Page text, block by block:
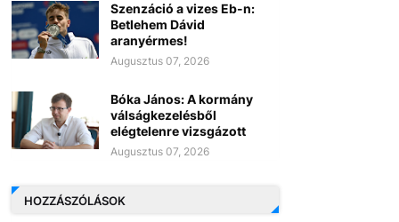
Szenzáció a vizes Eb-n:
Betlehem Dávid
aranyérmes!
Augusztus 07, 2026
Bóka János: A kormány
válságkezelésből
elégtelenre vizsgázott
Augusztus 07, 2026
HOZZÁSZÓLÁSOK